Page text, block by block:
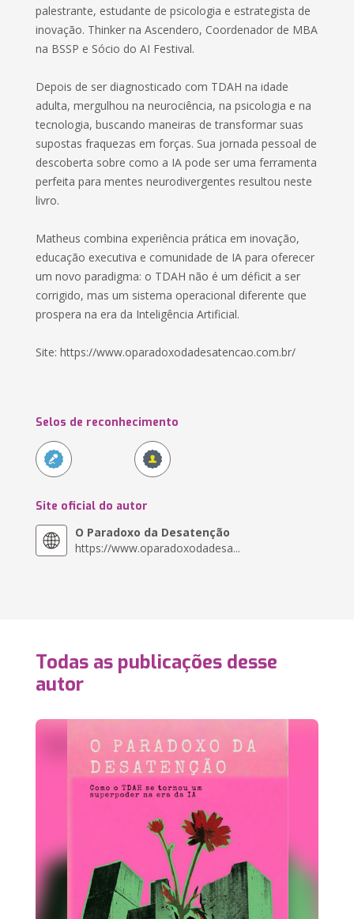
palestrante, estudante de psicologia e estrategista de
inovação. Thinker na Ascendero, Coordenador de MBA
na BSSP e Sócio do AI Festival.
Depois de ser diagnosticado com TDAH na idade
adulta, mergulhou na neurociência, na psicologia e na
tecnologia, buscando maneiras de transformar suas
supostas fraquezas em forças. Sua jornada pessoal de
descoberta sobre como a IA pode ser uma ferramenta
perfeita para mentes neurodivergentes resultou neste
livro.
Matheus combina experiência prática em inovação,
educação executiva e comunidade de IA para oferecer
um novo paradigma: o TDAH não é um déficit a ser
corrigido, mas um sistema operacional diferente que
prospera na era da Inteligência Artificial.
Site: https://www.oparadoxodadesatencao.com.br/
Selos de reconhecimento
Site oficial do autor
O Paradoxo da Desatenção
https://www.oparadoxodadesa...
Todas as publicações desse
autor